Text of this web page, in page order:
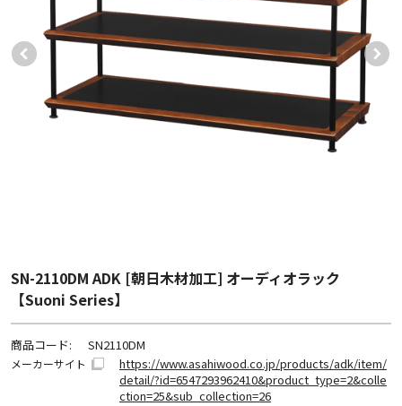
SN-2110DM ADK [朝日木材加工] オーディオラック
【Suoni Series】
商品コード: SN2110DM
メーカーサイト
https://www.asahiwood.co.jp/products/adk/item/
detail/?id=6547293962410&product_type=2&colle
ction=25&sub_collection=26